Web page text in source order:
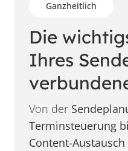
Ganzheitlich
Die
Ihres
Von der
Terminsteuerung
Content-